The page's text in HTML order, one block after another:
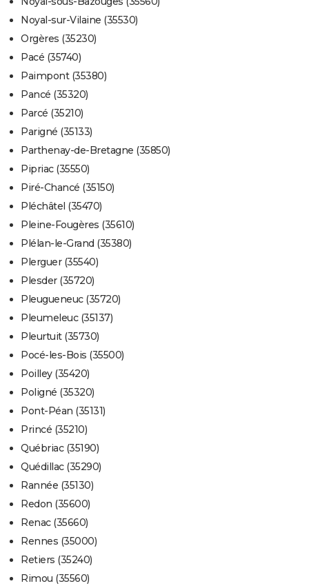
Noyal-sur-Vilaine (35530)
Orgères (35230)
Pacé (35740)
Paimpont (35380)
Pancé (35320)
Parcé (35210)
Parigné (35133)
Parthenay-de-Bretagne (35850)
Pipriac (35550)
Piré-Chancé (35150)
Pléchâtel (35470)
Pleine-Fougères (35610)
Plélan-le-Grand (35380)
Plerguer (35540)
Plesder (35720)
Pleugueneuc (35720)
Pleumeleuc (35137)
Pleurtuit (35730)
Pocé-les-Bois (35500)
Poilley (35420)
Poligné (35320)
Pont-Péan (35131)
Princé (35210)
Québriac (35190)
Quédillac (35290)
Rannée (35130)
Redon (35600)
Renac (35660)
Rennes (35000)
Retiers (35240)
Rimou (35560)